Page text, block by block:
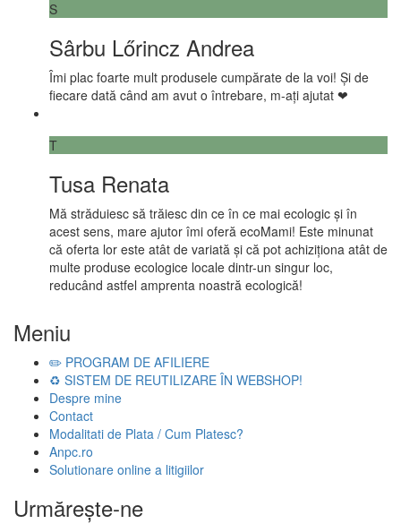
S
Sârbu Lőrincz Andrea
Îmi plac foarte mult produsele cumpărate de la voi! Și de
fiecare dată când am avut o întrebare, m-ați ajutat ❤
T
Tusa Renata
Mă străduiesc să trăiesc din ce în ce mai ecologic și în
acest sens, mare ajutor îmi oferă ecoMami! Este minunat
că oferta lor este atât de variată și că pot achiziționa atât de
multe produse ecologice locale dintr-un singur loc,
reducând astfel amprenta noastră ecologică!
Meniu
✏️ PROGRAM DE AFILIERE
♻️ SISTEM DE REUTILIZARE ÎN WEBSHOP!
Despre mine
Contact
Modalitati de Plata / Cum Platesc?
Anpc.ro
Solutionare online a litigiilor
Urmăreşte-ne